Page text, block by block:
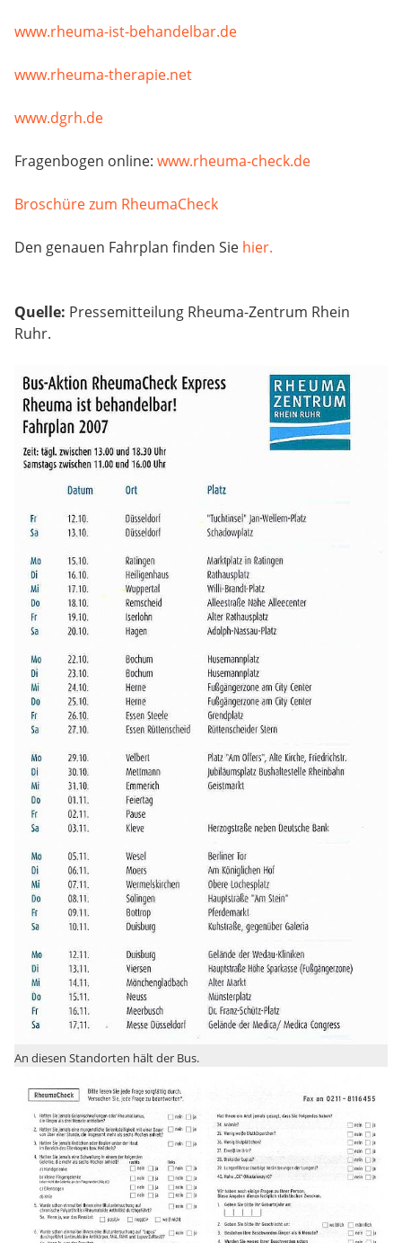
www.rheuma-ist-behandelbar.de
www.rheuma-therapie.net
www.dgrh.de
Fragenbogen online: www.rheuma-check.de
Broschüre zum RheumaCheck
Den genauen Fahrplan finden Sie hier.
Quelle: Pressemitteilung Rheuma-Zentrum Rhein
Ruhr.
An diesen Standorten hält der Bus.